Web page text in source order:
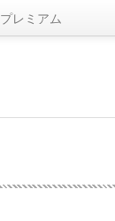
プレミアム